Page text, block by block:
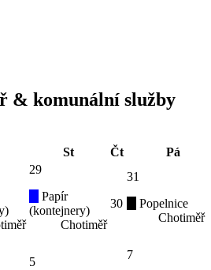
& komunální služby
St Čt
Pá
29
Papír
(kontejnery)
Chotiměř
30
31
Popelnice
Chotiměř
5
7